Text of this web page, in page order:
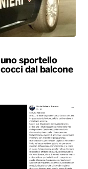
uno sportello
dal balcone